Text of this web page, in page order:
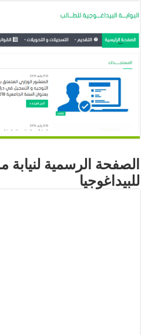
الصفحة الرسمية لنيابة
للبيداغوجيا